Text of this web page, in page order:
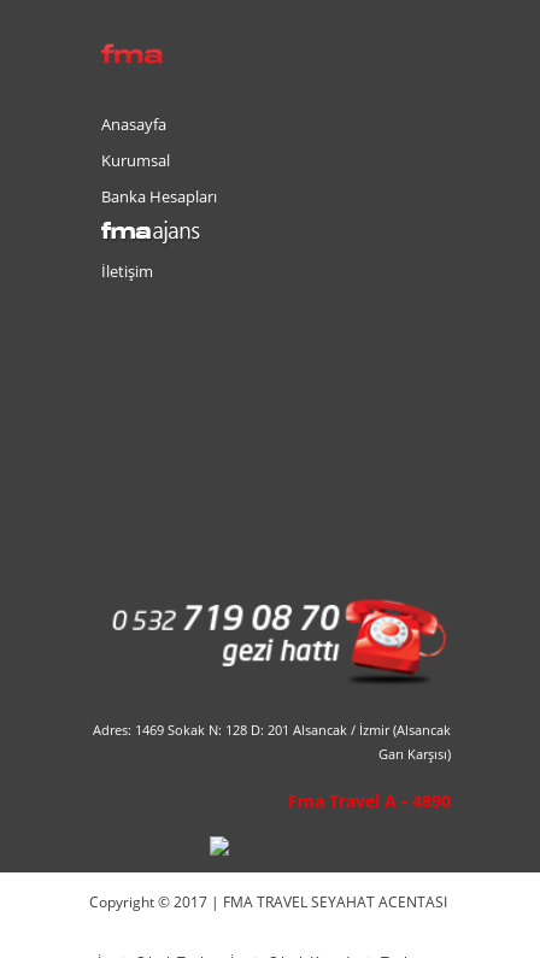
Anasayfa
Kurumsal
Banka Hesapları
İletişim
Adres: 1469 Sokak N: 128 D: 201 Alsancak / İzmir (Alsancak
Garı Karşısı)
Fma Travel A - 4890
Copyright © 2017 | FMA TRAVEL SEYAHAT ACENTASI